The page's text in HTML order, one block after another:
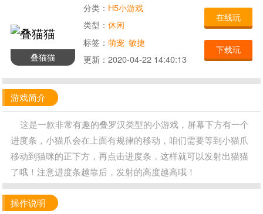
叠猫猫
分类： H5小游戏
类型： 休闲
标签： 萌宠 敏捷
更新： 2020-04-22 14:40:13
在线玩
下载玩
游戏简介
这是一款非常有趣的叠罗汉类型的小游戏，屏幕下方有一个
进度条，小猫爪会在上面有规律的移动，咱们需要等到小猫爪
移动到猫咪的正下方，再点击进度条，这样就可以发射出猫猫
了哦！注意进度条越靠后，发射的高度越高哦！
操作说明